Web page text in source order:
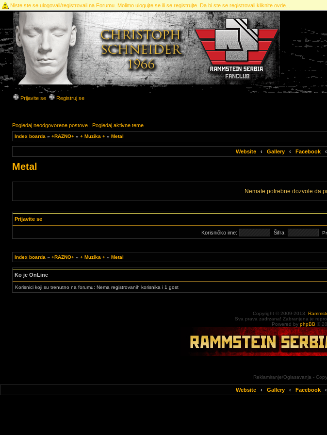
Niste ste se ulogovali/registrovali na Forumu. Molimo ulogujte se ili se registrujte. Da bi ste se registrovali kliknite ovde...
Prijavite se Registruj se
Pogledaj neodgovorene postove | Pogledaj aktivne teme
Index boarda » +RAZNO+ » + Muzika + » Metal
Website ‹ Gallery ‹ Facebook ‹
Metal
Nemate potrebne dozvole da
Prijavite se
Korisničko ime: Šifra:
Index boarda » +RAZNO+ » + Muzika + » Metal
Ko je OnLine
Korisnici koji su trenutno na forumu: Nema registrovanih korisnika i 1 gost
Copyright © 2009-2013.
Sva prava zadrzana! Zabranjena je
Powered by phpBB ©
Reklamiranje/Oglasavanja -
Website ‹ Gallery ‹ Facebook ‹